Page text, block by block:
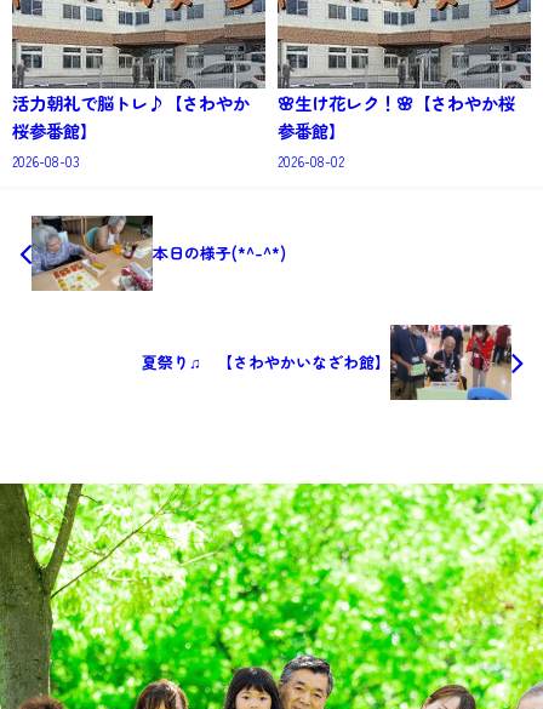
活力朝礼で脳トレ♪【さわやか
桜参番館】
2026-08-03
🌸生け花レク！🌸【さわやか桜
参番館】
2026-08-02
本日の様子(*^-^*)
夏祭り♫ 【さわやかいなざわ館】